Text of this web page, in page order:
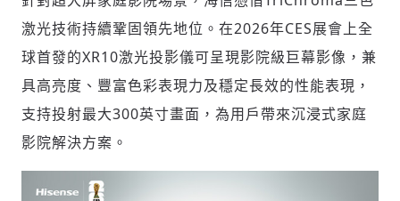
激光技術持續鞏固領先地位。在2026年CES展會上全
球首發的XR10激光投影儀可呈現影院級巨幕影像，兼
具高亮度、豐富色彩表現力及穩定長效的性能表現，
支持投射最大300英寸畫面，為用戶帶來沉浸式家庭
影院解決方案。